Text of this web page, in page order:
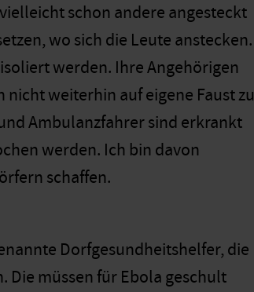
schon andere angesteckt
wo sich die Leute anstecken.
werden. Ihre Angehörigen
weiterhin auf eigene Faust zu
Ambulanzfahrer sind erkrankt
werden. Ich bin davon
schaffen.
Dorfgesundheitshelfer, die
Die müssen für Ebola geschult